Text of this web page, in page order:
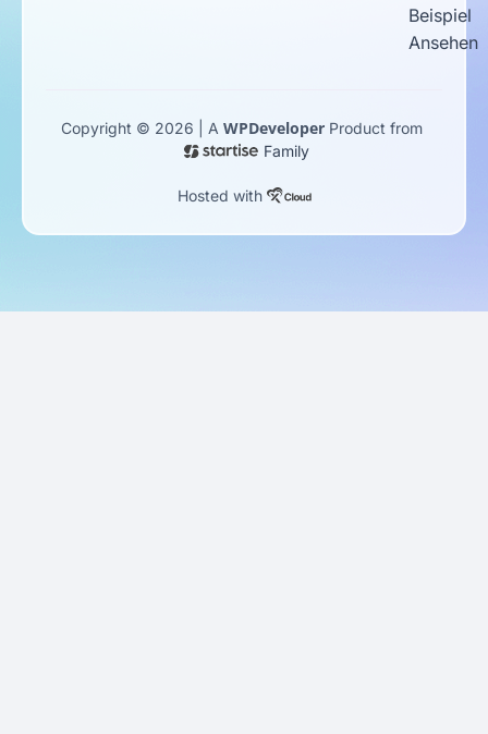
Beispiel
Ansehen
Copyright © 2026 | A WPDeveloper Product from
Family
Hosted with